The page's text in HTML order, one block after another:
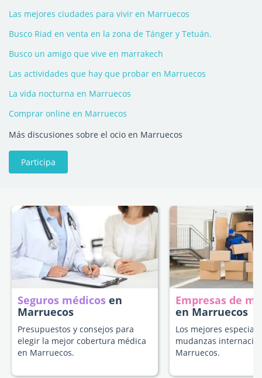
Las mejores ciudades para vivir en Marruecos
Busco Riad en venta en la zona de Tánger y Tetuán.
Busco un amigo que vive en marrakech
Las actividades que hay que probar en Marruecos
La vida nocturna en Marruecos
Comprar online en Marruecos
Más discusiones sobre el ocio en Marruecos
Participa
Seguros médicos en
Marruecos
Presupuestos y consejos para
elegir la mejor cobertura médica
en Marruecos.
Empresas de
en Marruecos
Los mejores
mudanzas
Marruecos.